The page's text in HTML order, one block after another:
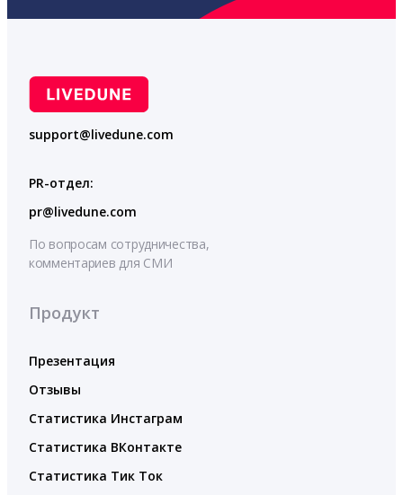
support@livedune.com
PR-отдел:
pr@livedune.com
По вопросам сотрудничества,
комментариев для СМИ
Продукт
Презентация
Отзывы
Статистика Инстаграм
Статистика ВКонтакте
Статистика Тик Ток